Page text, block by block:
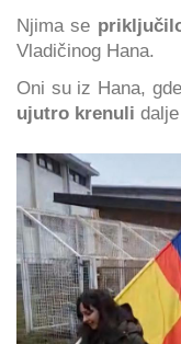
Njima se
Vladičinog Hana.
Oni su iz Hana,
ujutro krenuli